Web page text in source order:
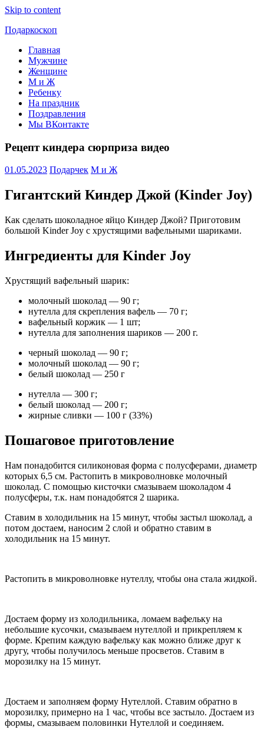
Skip to content
Подаркоскоп
Поможем
выбрать
подарить
Главная
Мужчине
Женщине
М и Ж
Ребенку
На праздник
Поздравления
Мы ВКонтакте
Рецепт киндера сюрприза видео
01.05.2023 Подарчек М и Ж
Гигантский Киндер Джой (Kinder Joy)
Как сделать шоколадное яйцо Киндер Джой? Приготовим
большой Kinder Joy с хрустящими вафельными шариками.
Ингредиенты для Kinder Joy
Хрустящий вафельный шарик:
молочный шоколад — 90 г;
нутелла для скрепления вафель — 70 г;
вафельный коржик — 1 шт;
нутелла для заполнения шариков — 200 г.
черный шоколад — 90 г;
молочный шоколад — 90 г;
белый шоколад — 250 г
нутелла — 300 г;
белый шоколад — 200 г;
жирные сливки — 100 г (33%)
Пошаговое приготовление
Нам понадобится силиконовая форма с полусферами, диаметр
которых 6,5 см. Растопить в микроволновке молочный
шоколад. С помощью кисточки смазываем шоколадом 4
полусферы, т.к. нам понадобятся 2 шарика.
Ставим в холодильник на 15 минут, чтобы застыл шоколад, а
потом достаем, наносим 2 слой и обратно ставим в
холодильник на 15 минут.
Растопить в микроволновке нутеллу, чтобы она стала жидкой.
Достаем форму из холодильника, ломаем вафельку на
небольшие кусочки, смазываем нутеллой и прикрепляем к
форме. Крепим каждую вафельку как можно ближе друг к
другу, чтобы получилось меньше просветов. Ставим в
морозилку на 15 минут.
Достаем и заполняем форму Нутеллой. Ставим обратно в
морозилку, примерно на 1 час, чтобы все застыло. Достаем из
формы, смазываем половинки Нутеллой и соединяем.